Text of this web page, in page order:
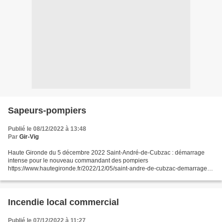
Sapeurs-pompiers
Publié le 08/12/2022 à 13:48
Par Gir-Vig
Haute Gironde du 5 décembre 2022 Saint-André-de-Cubzac : démarrage
intense pour le nouveau commandant des pompiers
https://www.hautegironde.fr/2022/12/05/saint-andre-de-cubzac-demarrage-
Incendie local commercial
Publié le 07/12/2022 à 11:27